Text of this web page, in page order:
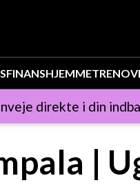
FINANSHJEMMET
direkte i din
|